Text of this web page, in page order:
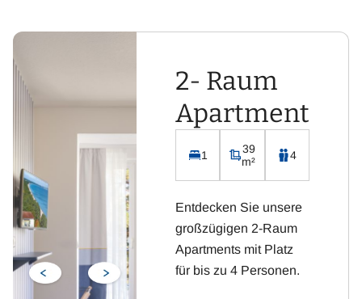
Integrierte Küchenzeile
Kaffeemaschine,
und Cerankochfeld
2- Raum
Apartment
1
39
m²
4
Entdecken Sie unsere
großzügigen 2-Raum
Apartments mit Platz
für bis zu 4 Personen.